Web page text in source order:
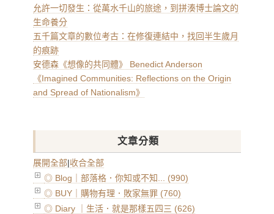
允許一切發生：從萬水千山的旅途，到拼湊博士論文的
生命養分
五千篇文章的數位考古：在修復連結中，找回半生歲月
的痕跡
安德森《想像的共同體》 Benedict Anderson
《Imagined Communities: Reflections on the Origin
and Spread of Nationalism》
文章分類
展開全部|收合全部
◎ Blog｜部落格．你知或不知... (990)
◎ BUY｜購物有理．敗家無罪 (760)
◎ Diary ｜生活．就是那樣五四三 (626)